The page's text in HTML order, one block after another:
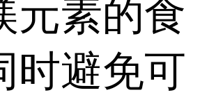
元素的食
时避免可